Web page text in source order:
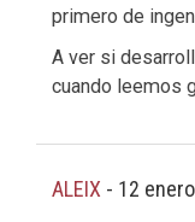
primero de
A ver si
cuando leemos
ALEIX - 12